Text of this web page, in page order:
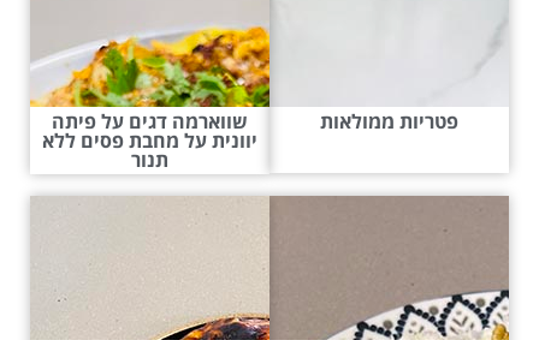
פטריות ממולאות שווארמה דגים על פיתה
יוונית על מחבת פסים ללא
תנור